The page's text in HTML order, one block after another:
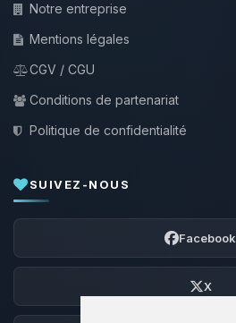
Notre entreprise
Mentions légales
CGV / CGU
Conditions de partenariat
Politique de confidentialité
SUIVEZ-NOUS
Facebook
X